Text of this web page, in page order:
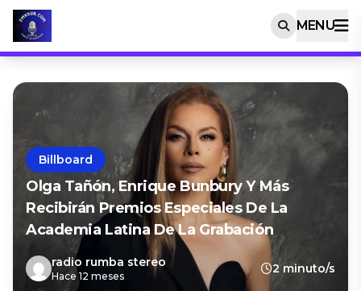
MENU
Billboard
Olga Tañón, Enrique Bunbury Y Más
Recibirán Premios Especiales De La
Academia Latina De La Grabación
radio rumba stereo
Hace 12 meses
2 minuto/s